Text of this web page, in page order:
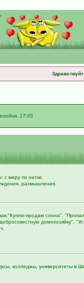
17:05
с миру по нитке.
размышления.
продам слона",
домохозяйку",
колледжы, университеты в